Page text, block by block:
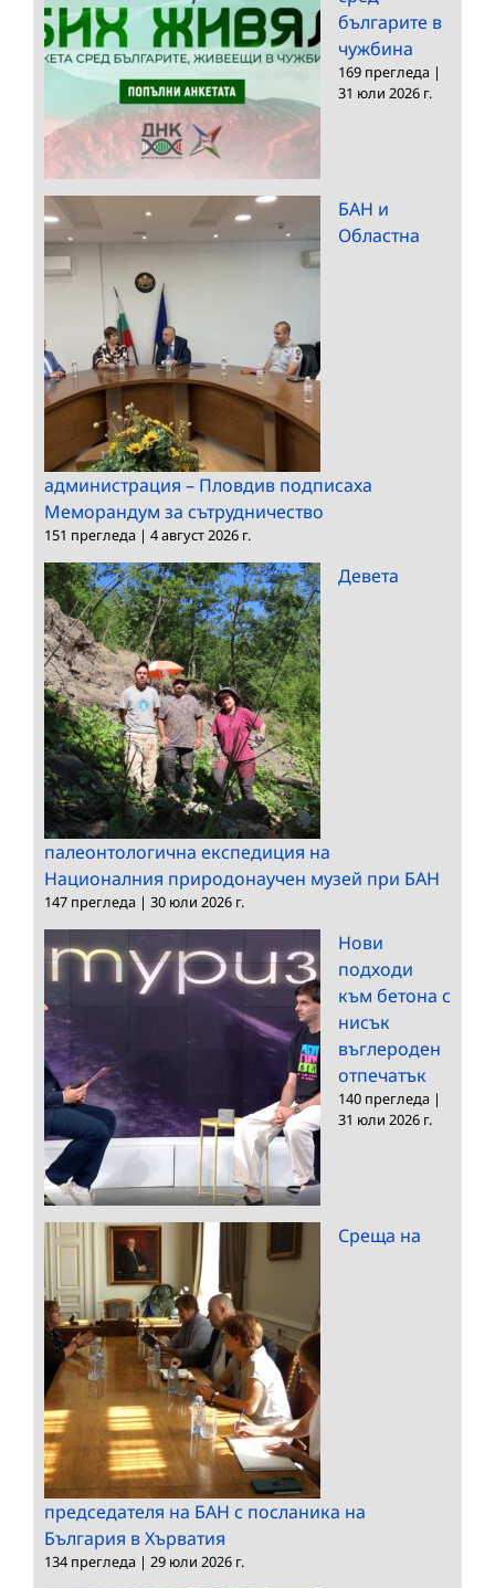
българите в
чужбина
169 прегледа |
31 юли 2026 г.
БАН и
Областна
администрация – Пловдив подписаха
Меморандум за сътрудничество
151 прегледа | 4 август 2026 г.
Девета
палеонтологична експедиция на
Националния природонаучен музей при БАН
147 прегледа | 30 юли 2026 г.
Нови
подходи
към бетона с
нисък
въглероден
отпечатък
140 прегледа |
31 юли 2026 г.
Среща на
председателя на БАН с посланика на
България в Хърватия
134 прегледа | 29 юли 2026 г.